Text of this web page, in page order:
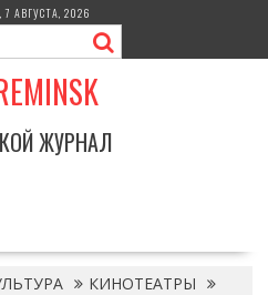
АВГУСТА, 2026
ЖУРНАЛ
КИНОТЕАТРЫ